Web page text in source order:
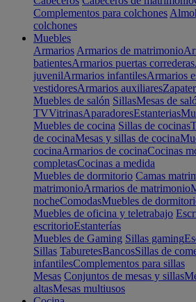
Complementos para colchones
colchones
Muebles
Armarios Armarios de matrimonio
batientesArmarios puertas correderas
juvenilArmarios infantilesArmarios
vestidoresArmarios auxiliares
Muebles de salón SillasMesas de
TVVitrinasAparadoresEstanterias
Muebles de cocina Sillas de cocinas
de cocinaMesas y sillas de cocina
cocinaArmarios de cocinaCocinas
completasCocinas a medida
Muebles de dormitorio Camas
matrimonioArmarios de matrimonio
nocheComodasMuebles de
Muebles de oficina y teletrabajo
escritorioEstanterías
Muebles de Gaming Sillas gaming
Sillas TaburetesBancosSillas de
infantilesComplementos para sillas
Mesas Conjuntos de mesas y sillas
altasMesas multiusos